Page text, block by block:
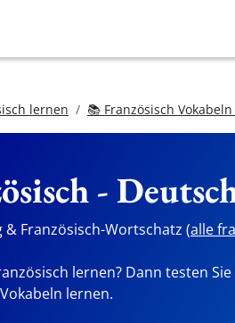
lernen 📚 Französisch
-
& Französisch-Wortschatz (alle
lernen? Dann testen
lernen.